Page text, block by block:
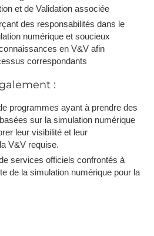
et de Validation associée
des responsabilités dans le
numérique et soucieux
en V&V afin
correspondants
:
programmes ayant à prendre des
sur la simulation numérique
leur visibilité et leur
V&V requise.
services officiels confrontés à
de la simulation numérique pour la